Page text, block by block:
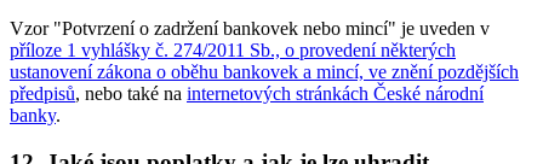
Vzor "Potvrzení o zadržení bankovek nebo mincí" je uveden v
příloze 1 vyhlášky č. 274/2011 Sb., o provedení některých
ustanovení zákona o oběhu bankovek a mincí, ve znění pozdějších
předpisů, nebo také na internetových stránkách České národní
banky.